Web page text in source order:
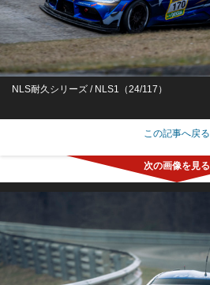
NLS耐久シリーズ / NLS1（24/117）
この記事へ戻る